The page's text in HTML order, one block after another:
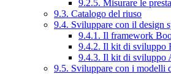
9.2.5. Misurare le
9.3. Catalogo del riuso
9.4. Sviluppare con il design
9.4.1. Il framework
9.4.2. Il kit di sviluppo
9.4.3. Il kit di sviluppo
9.5. Sviluppare con i modelli